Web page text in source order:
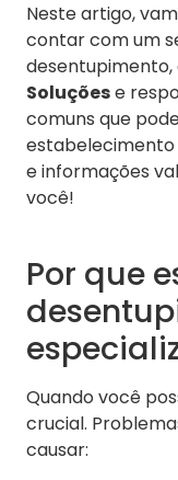
Neste artigo,
contar com um
Soluçõese
comuns que
estabelecimento
e informações
você!
Por que
Quando você
crucial.
causar: